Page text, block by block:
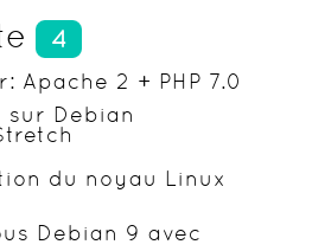
4
Apache 2 + PHP 7.0
sur Debian
du noyau Linux
Debian 9 avec